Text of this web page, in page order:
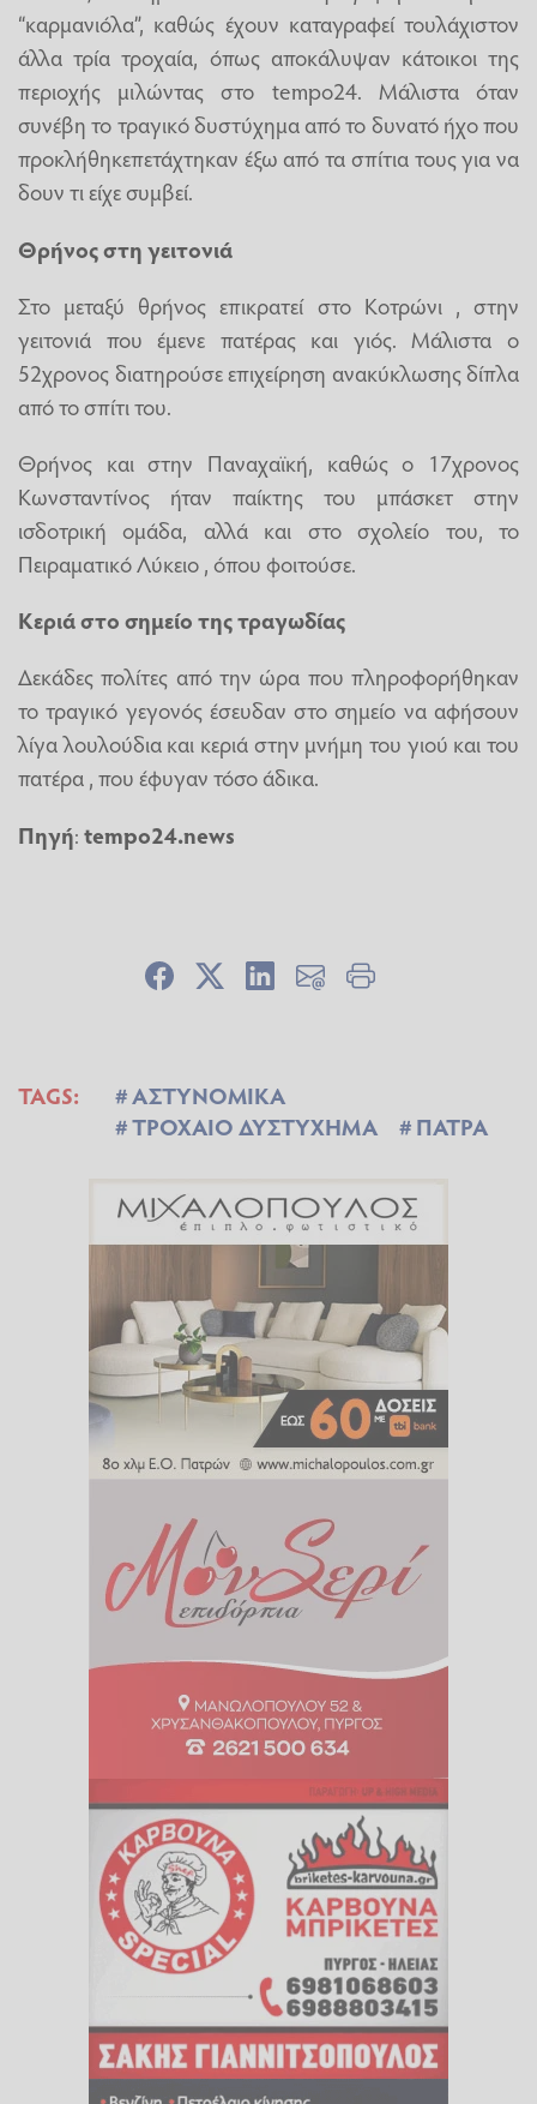
“καρμανιόλα”, καθώς έχουν καταγραφεί τουλάχιστον
άλλα τρία τροχαία, όπως αποκάλυψαν κάτοικοι της
περιοχής μιλώντας στο tempo24. Μάλιστα όταν
συνέβη το τραγικό δυστύχημα από το δυνατό ήχο που
προκλήθηκεπετάχτηκαν έξω από τα σπίτια τους για να
δουν τι είχε συμβεί.
Θρήνος στη γειτονιά
Στο μεταξύ θρήνος επικρατεί στο Κοτρώνι , στην
γειτονιά που έμενε πατέρας και γιός. Μάλιστα ο
52χρονος διατηρούσε επιχείρηση ανακύκλωσης δίπλα
από το σπίτι του.
Θρήνος και στην Παναχαϊκή, καθώς ο 17χρονος
Κωνσταντίνος ήταν παίκτης του μπάσκετ στην
ισδοτρική ομάδα, αλλά και στο σχολείο του, το
Πειραματικό Λύκειο , όπου φοιτούσε.
Κεριά στο σημείο της τραγωδίας
Δεκάδες πολίτες από την ώρα που πληροφορήθηκαν
το τραγικό γεγονός έσευδαν στο σημείο να αφήσουν
λίγα λουλούδια και κεριά στην μνήμη του γιού και του
πατέρα , που έφυγαν τόσο άδικα.
Πηγή:tempo24.news
TAGS:
ΑΣΤΥΝΟΜΙΚΑ
ΤΡΟΧΑΙΟ ΔΥΣΤΥΧΗΜΑ
ΠΑΤΡΑ